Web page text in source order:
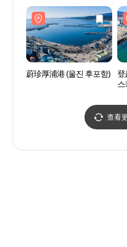
蔚珍厚浦港 (울진 후포항)
登
스
查看